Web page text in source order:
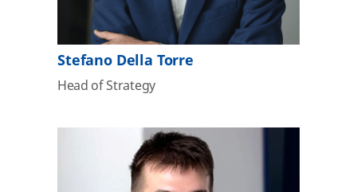
Stefano Della Torre
Head of Strategy